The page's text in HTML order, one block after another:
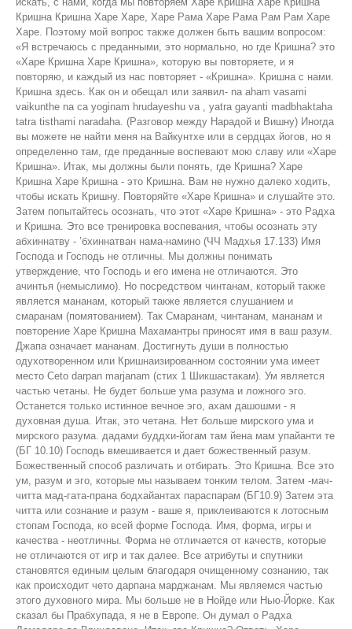
Кришна Кришна Харе Харе, Харе Рама Харе Рама Рам Рам Харе
Харе. Поэтому мой вопрос также должен быть вашим вопросом:
«Я встречаюсь с преданными, это нормально, но где Кришна? это
«Харе Кришна Харе Кришна», которую вы повторяете, и я
повторяю, и каждый из нас повторяет - «Кришна». Кришна с нами.
Кришна здесь. Как он и обещал или заявил- na aham vasami
vaikunthe na ca yoginam hrudayeshu va , yatra gayanti madbhaktaha
tatra tisthami naradaha. (Разговор между Нарадой и Вишну) Иногда
вы можете не найти меня на Вайкунтхе или в сердцах йогов, но я
определенно там, где преданные воспевают мою славу или «Харе
Кришна». Итак, мы должны были понять, где Кришна? Харе
Кришна Харе Кришна - это Кришна. Вам не нужно далеко ходить,
чтобы искать Кришну. Повторяйте «Харе Кришна» и слушайте это.
Затем попытайтесь осознать, что этот «Харе Кришна» - это Радха
и Кришна. Это все тренировка воспевания, чтобы осознать эту
абхиннатву - ’бхиннатван нама-намино (ЧЧ Мадхья 17.133) Имя
Господа и Господь не отличны. Мы должны понимать
утверждение, что Господь и его имена не отличаются. Это
ачинтья (немыслимо). Но посредством чинтанам, который также
является мананам, который также является слушанием и
смаранам (помятованием). Так Смаранам, чинтанам, мананам и
повторение Харе Кришна Махамантры приносят имя в ваш разум.
Джапа означает мананам. Достигнуть души в полностью
одухотворенном или Кришнаизированном состоянии ума имеет
место Ceto darpan marjanam (стих 1 Шикшастакам). Ум является
частью четаны. Не будет больше ума разума и ложного эго.
Останется только истинное вечное эго, ахам дашошми - я
духовная душа. Итак, это четана. Нет больше мирского ума и
мирского разума. дадами буддхи-йогам там йена мам упайанти те
(БГ 10.10) Господь вмешивается и дает божественный разум.
Божественный способ различать и отбирать. Это Кришна. Все это
ум, разум и эго, которые мы называем тонким телом. Затем -мач-
читта мад-гата-прана бодхайантах параспарам (БГ10.9) Затем эта
читта или сознание и разум - ваше я, приклеиваются к лотосным
стопам Господа, ко всей форме Господа. Имя, форма, игры и
качества - неотличны. Форма не отличается от качеств, которые
не отличаются от игр и так далее. Все атрибуты и спутники
становятся единым целым благодаря очищенному сознанию, так
как происходит чето дарпана марджанам. Мы являемся частью
этого духовного мира. Мы больше не в Нойде или Нью-Йорке. Как
сказал бы Прабхупада, я не в Европе. Он думал о Радха